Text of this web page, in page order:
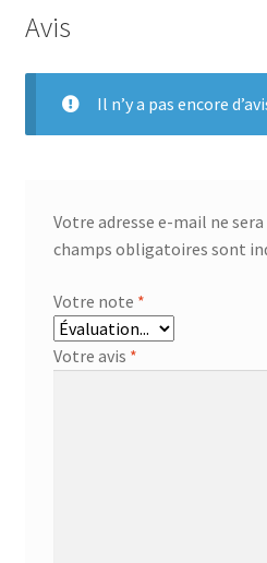
Avis
Il n’y a pas encore
Votre adresse e-mail ne
champs obligatoires sont
Votre note *
Votre avis *